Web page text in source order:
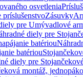
osvetlenia
príslušenstvoZásuvky
pre Umývadlové
diely pre
batériou
batériou
diely pre
montáž,